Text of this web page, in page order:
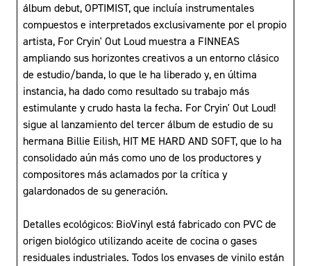
álbum debut, OPTIMIST, que incluía instrumentales
compuestos e interpretados exclusivamente por el propio
artista, For Cryin' Out Loud muestra a FINNEAS
ampliando sus horizontes creativos a un entorno clásico
de estudio/banda, lo que le ha liberado y, en última
instancia, ha dado como resultado su trabajo más
estimulante y crudo hasta la fecha. For Cryin' Out Loud!
sigue al lanzamiento del tercer álbum de estudio de su
hermana Billie Eilish, HIT ME HARD AND SOFT, que lo ha
consolidado aún más como uno de los productores y
compositores más aclamados por la crítica y
galardonados de su generación.
Detalles ecológicos: BioVinyl está fabricado con PVC de
origen biológico utilizando aceite de cocina o gases
residuales industriales. Todos los envases de vinilo están